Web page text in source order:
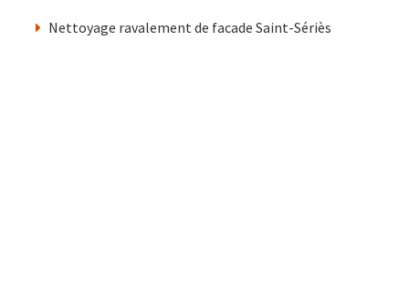
Nettoyage ravalement de facade Saint-Sériès